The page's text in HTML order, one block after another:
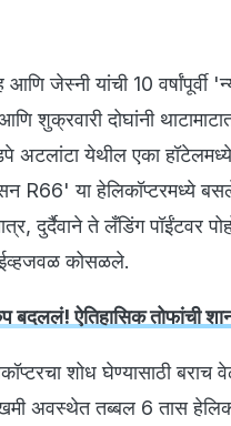
जेस्नी यांची 10 वर्षांपूर्वी
शुक्रवारी दोघांनी
अटलांटा येथील एका हॉटेलमध्ये
R66' या हेलिकॉप्टरमध्ये
दुर्दैवाने ते लँडिंग पॉईंटवर
कोसळले.
ऐतिहासिक तोफांची
शोध घेण्यासाठी बराच
अवस्थेत तब्बल 6 तास